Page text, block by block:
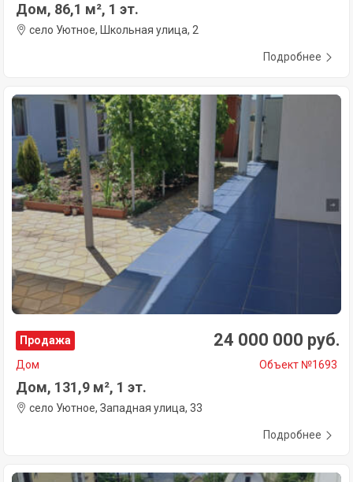
Дом, 86,1 м², 1 эт.
село Уютное, Школьная улица, 2
Подробнее
Продажа 24 000 000 руб.
Дом Объект №1693
Дом, 131,9 м², 1 эт.
село Уютное, Западная улица, 33
Подробнее